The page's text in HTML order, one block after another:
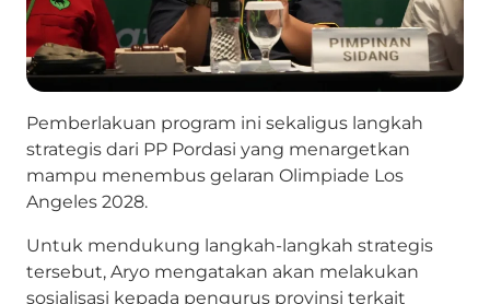
Pemberlakuan program ini sekaligus langkah
strategis dari PP Pordasi yang menargetkan
mampu menembus gelaran Olimpiade Los
Angeles 2028.
Untuk mendukung langkah-langkah strategis
tersebut, Aryo mengatakan akan melakukan
sosialisasi kepada pengurus provinsi terkait